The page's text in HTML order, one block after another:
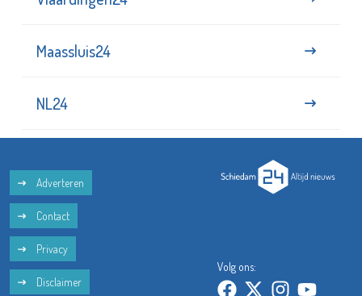
Maassluis24
NL24
Adverteren
Contact
Privacy
Disclaimer
Volg ons: